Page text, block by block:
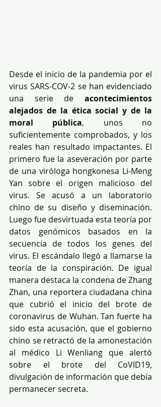
Desde el inicio de la pandemia por el
virus SARS-COV-2 se han evidenciado
una serie de acontecimientos
alejados de la ética social y de la
moral pública, unos no
suficientemente comprobados, y los
reales han resultado impactantes. El
primero fue la aseveración por parte
de una viróloga hongkonesa Li-Meng
Yan sobre el origen malicioso del
virus. Se acusó a un laboratorio
chino de su diseño y diseminación.
Luego fue desvirtuada esta teoría por
datos genómicos basados en la
secuencia de todos los genes del
virus. El escándalo llegó a llamarse la
teoría de la conspiración. De igual
manera destaca la condena de Zhang
Zhan, una reportera ciudadana china
que cubrió el inicio del brote de
coronavirus de Wuhan. Tan fuerte ha
sido esta acusación, que el gobierno
chino se retractó de la amonestación
al médico Li Wenliang que alertó
sobre el brote del CoVID19,
divulgación de información que debía
permanecer secreta.